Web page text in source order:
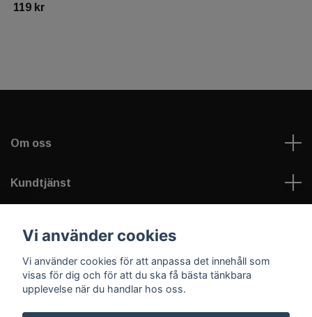
119 kr
Om oss
Kundtjänst
Sociala medier
Vi använder cookies
Vi använder cookies för att anpassa det innehåll som
visas för dig och för att du ska få bästa tänkbara
upplevelse när du handlar hos oss.